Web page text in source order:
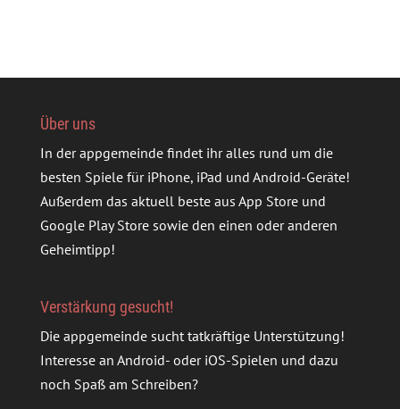
Über uns
In der appgemeinde findet ihr alles rund um die
besten Spiele für iPhone, iPad und Android-Geräte!
Außerdem das aktuell beste aus App Store und
Google Play Store sowie den einen oder anderen
Geheimtipp!
Verstärkung gesucht!
Die appgemeinde sucht tatkräftige Unterstützung!
Interesse an Android- oder iOS-Spielen und dazu
noch Spaß am Schreiben?